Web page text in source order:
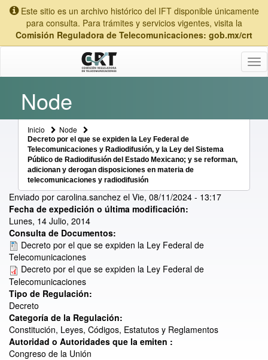
Este sitio es un archivo histórico del IFT disponible únicamente
para consulta. Para trámites y servicios vigentes, visita la
Comisión Reguladora de Telecomunicaciones: gob.mx/crt
Node
Inicio Node
Decreto por el que se expiden la Ley Federal de
Telecomunicaciones y Radiodifusión, y la Ley del Sistema
Público de Radiodifusión del Estado Mexicano; y se reforman,
adicionan y derogan disposiciones en materia de
telecomunicaciones y radiodifusión
Enviado por carolina.sanchez el Vie, 08/11/2024 - 13:17
Fecha de expedición o última modificación:
Lunes, 14 Julio, 2014
Consulta de Documentos:
Decreto por el que se expiden la Ley Federal de
Telecomunicaciones
Decreto por el que se expiden la Ley Federal de
Telecomunicaciones
Tipo de Regulación:
Decreto
Categoría de la Regulación:
Constitución, Leyes, Códigos, Estatutos y Reglamentos
Autoridad o Autoridades que la emiten :
Congreso de la Unión